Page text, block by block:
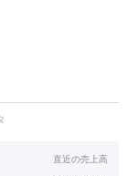
直近の売上高